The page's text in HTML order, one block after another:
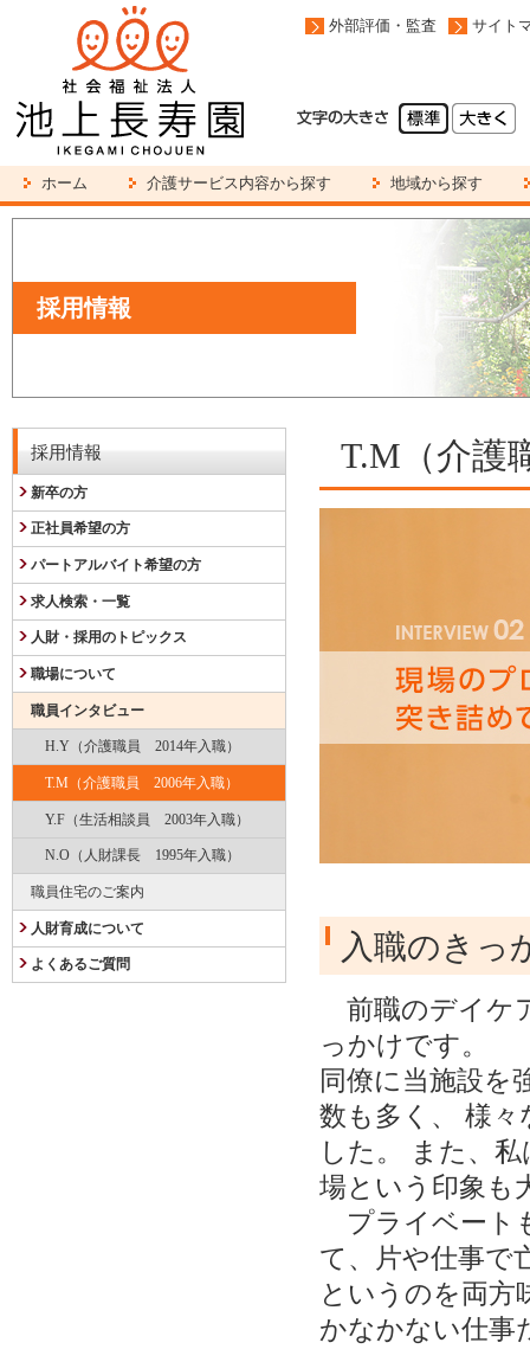
外部評価・監査 サイト
ホーム 介護サービス内容から探す 地域から探す
採用情報
T.M（介護
入職のきっ
前職のデイケ
っかけです。
同僚に当施設を
数も多く、 様
した。 また、
場という印象も
プライベート
て、片や仕事で
というのを両方
かなかない仕事
採用情報
新卒の方
正社員希望の方
パートアルバイト希望の方
求人検索・一覧
人財・採用のトピックス
職場について
職員インタビュー
H.Y（介護職員 2014年入職）
T.M（介護職員 2006年入職）
Y.F（生活相談員 2003年入職）
N.O（人財課長 1995年入職）
職員住宅のご案内
人財育成について
よくあるご質問